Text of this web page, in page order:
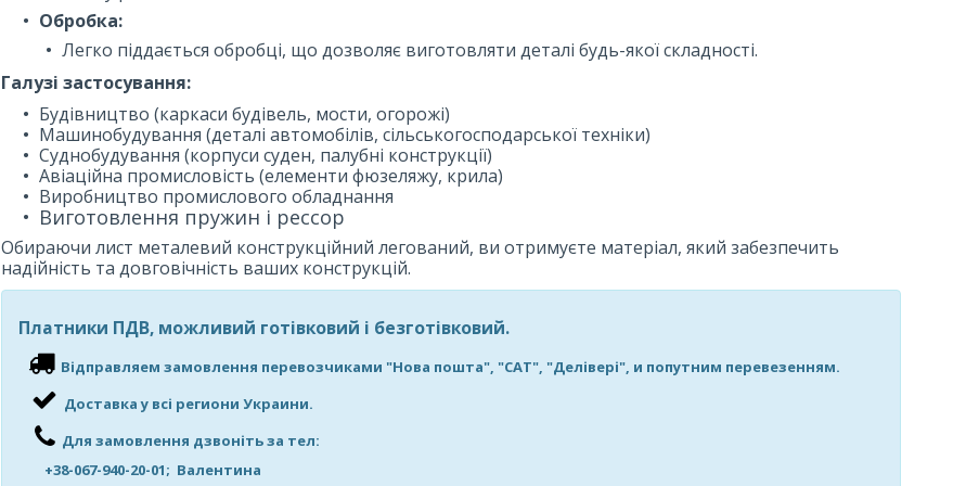
Обробка:
Легко піддається обробці, що дозволяє виготовляти деталі будь-якої складності.
Галузі застосування:
Будівництво (каркаси будівель, мости, огорожі)
Машинобудування (деталі автомобілів, сільськогосподарської техніки)
Суднобудування (корпуси суден, палубні конструкції)
Авіаційна промисловість (елементи фюзеляжу, крила)
Виробництво промислового обладнання
Виготовлення пружин і рессор
Обираючи лист металевий конструкційний легований, ви отримуєте матеріал, який забезпечить
надійність та довговічність ваших конструкцій.
Платники ПДВ, можливий готівковий і безготівковий.
Відправляем замовлення перевозчиками "Нова пошта", "САТ", "Делівері", и попутним перевезенням.
Доставка у всі региони Украини.
Для замовлення дзвоніть за тел:
+38-067-940-20-01; Валентина